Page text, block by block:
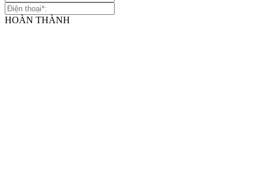
HOÀN THÀNH